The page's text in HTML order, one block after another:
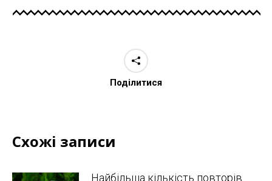
Поділитися
Схожі записи
Найбільша кількість повторів